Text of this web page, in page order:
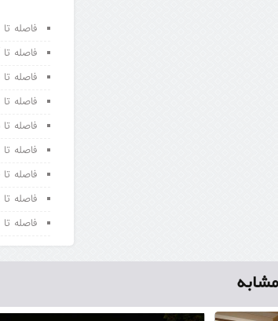
فاصله
فاصله
فاصله
فاصله
فاصله
فاصله
فاصله
فاصله
فاصله